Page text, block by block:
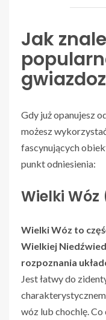
Jak
Gdy już opanujesz
możesz
fascynujących
punkt odniesienia:
Wielki
Wielki Wóz to
Wielkiej
rozpoznania
Jest łatwy do
wóz lub chochlę.